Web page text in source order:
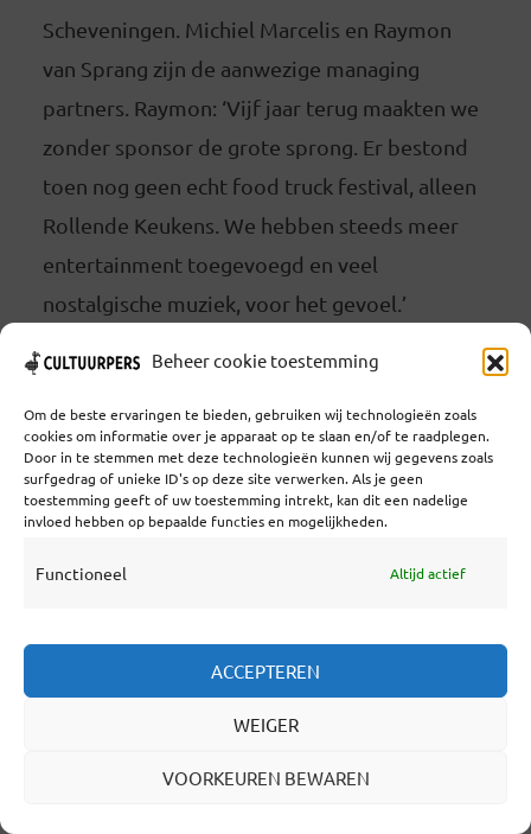
Beheer cookie toestemming
Om de beste ervaringen te bieden, gebruiken wij technologieën zoals
cookies om informatie over je apparaat op te slaan en/of te raadplegen.
Door in te stemmen met deze technologieën kunnen wij gegevens zoals
surfgedrag of unieke ID's op deze site verwerken. Als je geen
toestemming geeft of uw toestemming intrekt, kan dit een nadelige
invloed hebben op bepaalde functies en mogelijkheden.
Functioneel Altijd actief
ACCEPTEREN
WEIGER
VOORKEUREN BEWAREN
Scheveningen. Michiel Marcelis en Raymon
van Sprang zijn de aanwezige managing
partners. Raymon: ‘Vijf jaar terug maakten we
zonder sponsor de grote sprong. Er bestond
toen nog geen echt food truck festival, alleen
Rollende Keukens. We hebben steeds meer
entertainment toegevoegd en veel
nostalgische muziek, voor het gevoel.’
DE MILJOENSTE BEZOEKER
Over elke positie op het TREK-terrein is goed
nagedacht. Raymon: ‘Standaard is de
Platenbus voorin, met 70- en 80-jarenmuziek.
schommel in de laadklep. Het Live Podium is
doelgroep is 25 tot 45 jaar, kinderen zijn
welkom, er wordt op ze gerekend. Ze krijgen
een polsbandje met het mobiele nummer van